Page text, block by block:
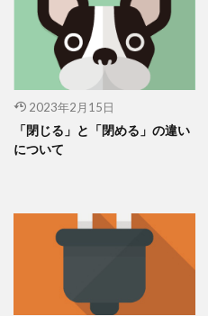
2023年2月15日
「閉じる」と「閉める」の違い
について